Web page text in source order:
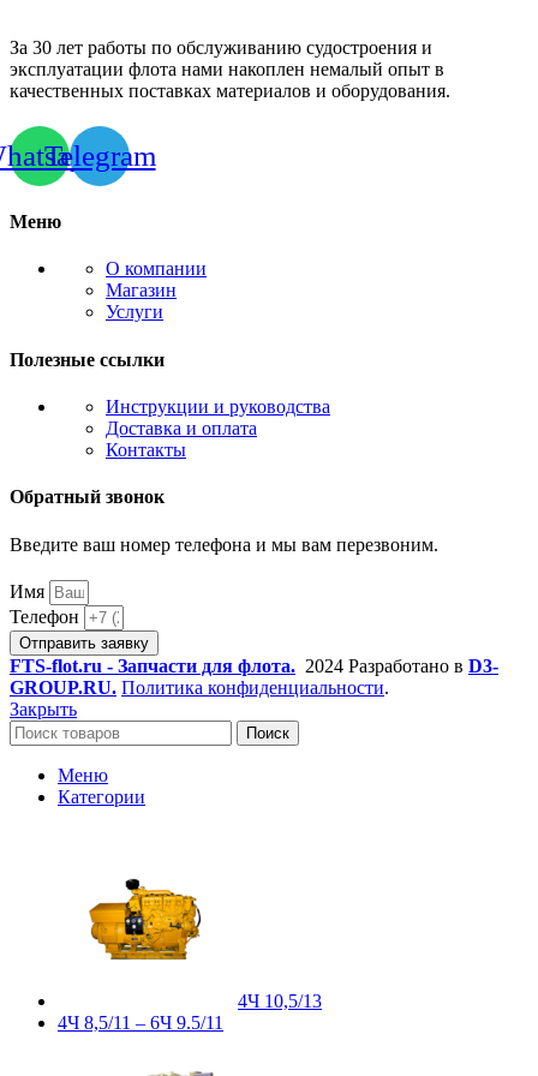
За 30 лет работы по обслуживанию судостроения и
эксплуатации флота нами накоплен немалый опыт в
качественных поставках материалов и оборудования.
Telegram
Меню
О компании
Магазин
Услуги
Полезные ссылки
Инструкции и руководства
Доставка и оплата
Контакты
Обратный звонок
Введите ваш номер телефона и мы вам перезвоним.
Имя
Телефон
Отправить заявку
FTS-flot.ru - Запчасти для флота. 2024 Разработано в D3-
GROUP.RU. Политика конфиденциальности.
Закрыть
Поиск
Меню
Категории
4Ч 10,5/13
4Ч 8,5/11 – 6Ч 9.5/11